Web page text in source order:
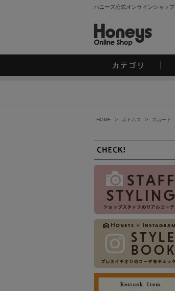
ハニーズ公式オンラインショップ
HOME > ボトムス > スカート